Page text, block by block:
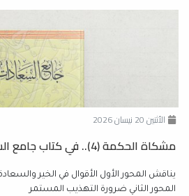
الأثنين 20 نيسان 2026
مشكاة الحكمة (4).. في كتاب جامع السعادات
يناقش المحور الأول الأقوال في الخير والسعادة
المحور الثاني ضرورة التهذيب المستمر